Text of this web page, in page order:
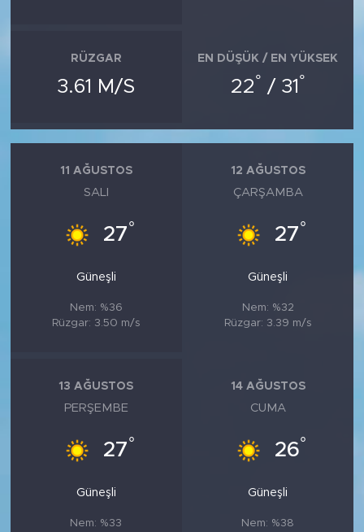
RÜZGAR
3.61 M/S
EN DÜŞÜK / EN YÜKSEK
22° / 31 °
11 AĞUSTOS
SALI
27°
Güneşli
Nem: %36
Rüzgar: 3.50 m/s
12 AĞUSTOS
ÇARŞAMBA
27°
Güneşli
Nem: %32
Rüzgar: 3.39 m/s
13 AĞUSTOS
PERŞEMBE
27°
Güneşli
Nem: %33
14 AĞUSTOS
CUMA
26°
Güneşli
Nem: %38